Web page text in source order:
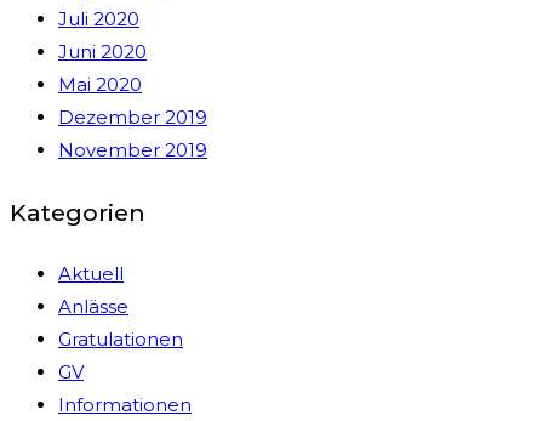
Juli 2020
Juni 2020
Mai 2020
Dezember 2019
November 2019
Kategorien
Aktuell
Anlässe
Gratulationen
GV
Informationen